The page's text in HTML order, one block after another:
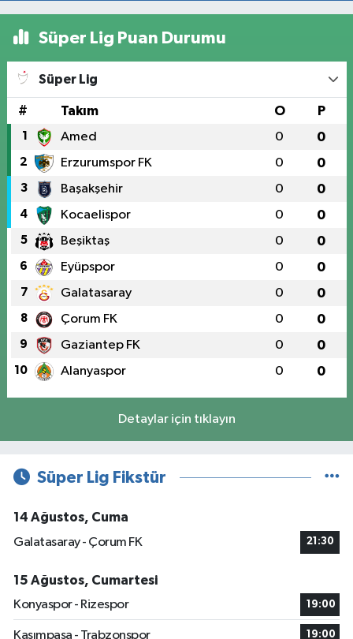
Süper Lig Puan Durumu
Süper Lig
# Takım O P
1 Amed 0 0
2 Erzurumspor FK 0 0
3 Başakşehir 0 0
4 Kocaelispor 0 0
5 Beşiktaş 0 0
6 Eyüpspor 0 0
7 Galatasaray 0 0
8 Çorum FK 0 0
9 Gaziantep FK 0 0
10 Alanyaspor 0 0
Detaylar için tıklayın
Süper Lig Fikstür
14 Ağustos, Cuma
Galatasaray - Çorum FK
21:30
15 Ağustos, Cumartesi
Konyaspor - Rizespor
19:00
Kasımpaşa - Trabzonspor 19:00